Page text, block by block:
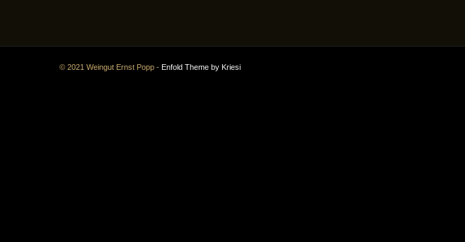
© 2021 Weingut Ernst Popp - Enfold Theme by Kriesi